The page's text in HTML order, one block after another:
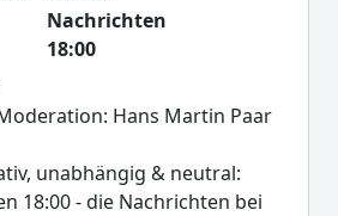
Nachrichten
18:00
Hans Martin Paar
unabhängig & neutral:
18:00 - die Nachrichten bei